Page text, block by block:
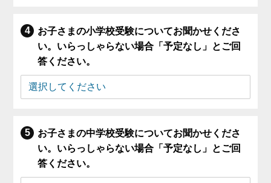
お子さまの小学校受験についてお聞かせくださ
い。いらっしゃらない場合「予定なし」とご回
答ください。
お子さまの中学校受験についてお聞かせくださ
い。いらっしゃらない場合「予定なし」とご回
答ください。